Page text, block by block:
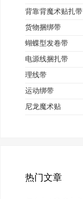
背靠背魔术贴扎带
货物捆绑带
蝴蝶型发卷带
电源线捆扎带
理线带
运动绑带
尼龙魔术贴
热门文章